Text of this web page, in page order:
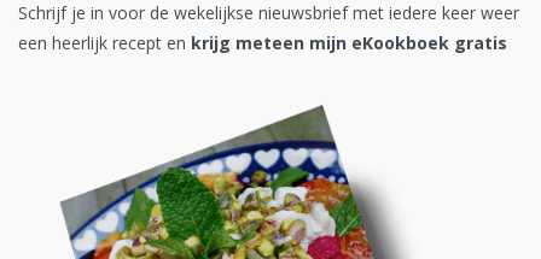
Schrijf je in voor de wekelijkse nieuwsbrief met iedere keer weer
een heerlijk recept en krijg meteen mijn eKookboek gratis